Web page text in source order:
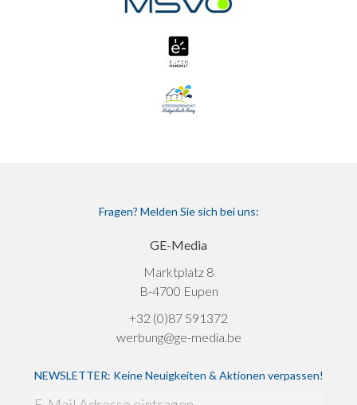
Fragen? Melden Sie sich bei uns:
GE-Media
Marktplatz 8
B-4700 Eupen
+32 (0)87 591372
werbung@ge-media.be
NEWSLETTER: Keine Neuigkeiten & Aktionen verpassen!